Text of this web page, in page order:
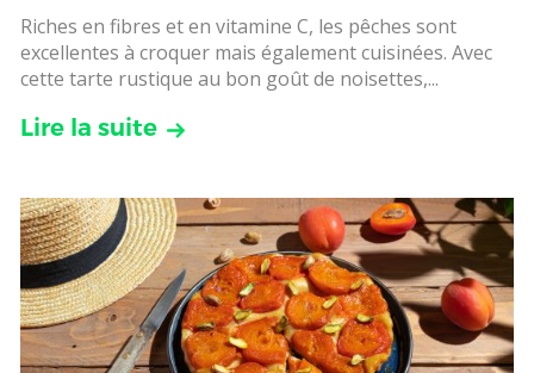
Riches en fibres et en vitamine C, les pêches sont
excellentes à croquer mais également cuisinées. Avec
cette tarte rustique au bon goût de noisettes,...
Lire la suite